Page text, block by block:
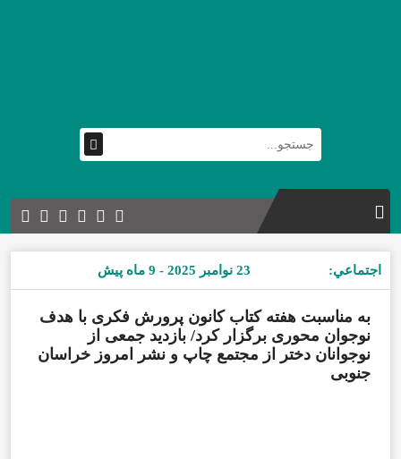
اجتماعي: 23 نوامبر 2025 - 9 ماه پیش
به مناسبت هفته کتاب کانون پرورش فکری با هدف
نوجوان محوری برگزار کرد/ بازدید جمعی از
نوجوانان دختر از مجتمع چاپ و نشر امروز خراسان
جنوبی